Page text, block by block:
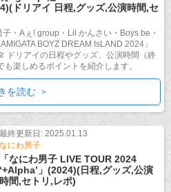
ドリアイ 日程,グッズ,公演時間,セ
・Aぇ! group・Lil かんさい・Boys be・
BOYZ DREAM IsLAND 2024」
ドリアイの日程やグッズ、公演時間（終
楽しめるポイントを紹介します。
を読む
最終更新日: 2025.01.13
なにわ男子
「なにわ男子 LIVE TOUR 2024
‘+Alpha’」(2024)(日程,グッズ,公演
時間,セトリ,レポ)